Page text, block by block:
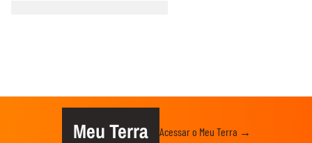
Meu Terra Acessar o Meu Terra →